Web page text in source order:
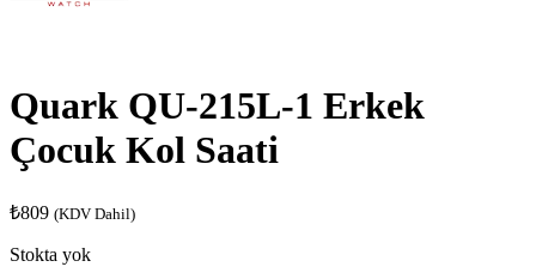
Quark QU-215L-1 Erkek
Çocuk Kol Saati
₺809 (KDV Dahil)
Stokta yok